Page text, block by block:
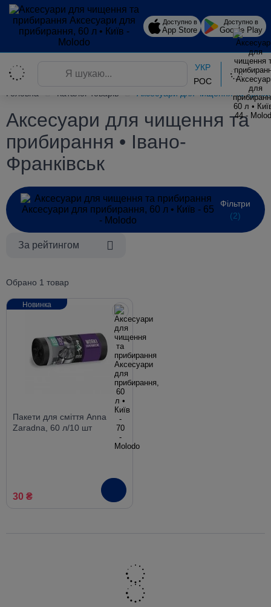
Доступно в
App Store
Доступно в
Google Play
УКР
РОС
Головна
Каталог товарів Аксесуари для чищення та
Аксесуари для чищення та
прибирання • Івано-
Франківськ
Фільтри
(2)
За рейтингом
Обрано 1 товар
Пакети для сміття Anna
Zaradna, 60 л/10 шт
30 ₴
Новинка